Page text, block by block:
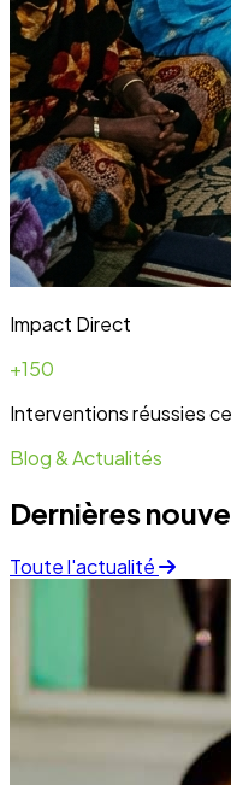
Impact Direct
+150
Interventions réussies
Blog & Actualités
Dernières
Toute l'actualité